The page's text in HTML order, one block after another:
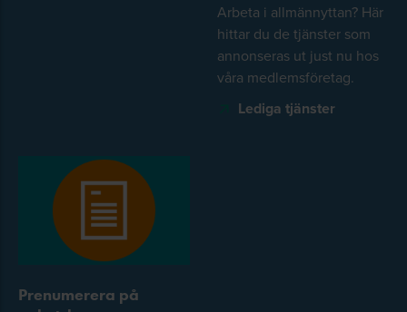
Arbeta i allmännyttan? Här
hittar du de tjänster som
annonseras ut just nu hos
våra medlemsföretag.
Lediga tjänster
Prenumerera på